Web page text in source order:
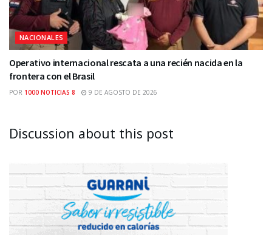
NACIONALES
Operativo internacional rescata a una recién nacida en la
frontera con el Brasil
POR 1000 NOTICIAS 8 9 DE AGOSTO DE 2026
Discussion about this post